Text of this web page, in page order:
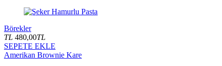
Börekler
TL 480,00TL
SEPETE EKLE
Amerikan Brownie Kare